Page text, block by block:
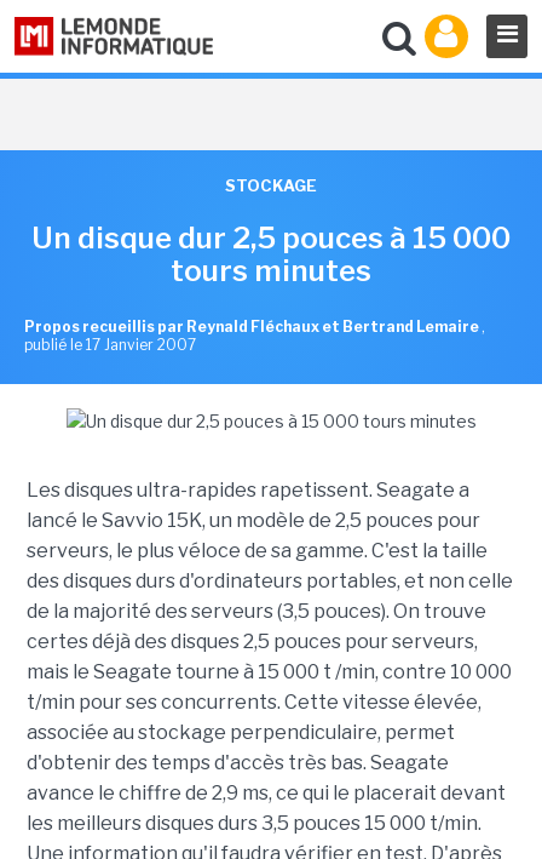
STOCKAGE
Un disque dur 2,5 pouces à 15 000
tours minutes
Propos recueillis par Reynald Fléchaux et Bertrand Lemaire ,
publié le 17 Janvier 2007
Les disques ultra-rapides rapetissent. Seagate a
lancé le Savvio 15K, un modèle de 2,5 pouces pour
serveurs, le plus véloce de sa gamme. C'est la taille
des disques durs d'ordinateurs portables, et non celle
de la majorité des serveurs (3,5 pouces). On trouve
certes déjà des disques 2,5 pouces pour serveurs,
mais le Seagate tourne à 15 000 t /min, contre 10 000
t/min pour ses concurrents. Cette vitesse élevée,
associée au stockage perpendiculaire, permet
d'obtenir des temps d'accès très bas. Seagate
avance le chiffre de 2,9 ms, ce qui le placerait devant
les meilleurs disques durs 3,5 pouces 15 000 t/min.
Une information qu'il faudra vérifier en test. D'après